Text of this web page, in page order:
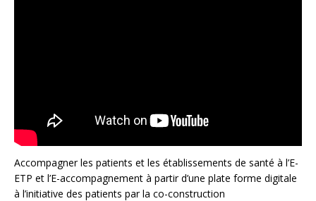
Accompagner les patients et les établissements de santé à l’E-
ETP et l’E-accompagnement à partir d’une plate forme digitale
à l’initiative des patients par la co-construction